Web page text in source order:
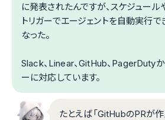
に発表されたんですが、スケジュール
トリガーでエージェントを自動実行で
なった。
Slack、Linear、GitHub、PagerDutyか
ーに対応しています。
たとえば「GitHubのPRが